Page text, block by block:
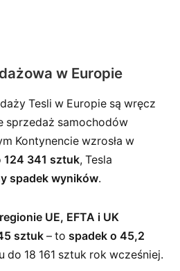
w Europie
Tesli w Europie są wręcz
sprzedaż samochodów
Kontynencie wzrosła w
124 341 sztuk, Tesla
spadek wyników.
UE, EFTA i UK
sztuk – to spadek o 45,2
do 18 161 sztuk rok wcześniej.